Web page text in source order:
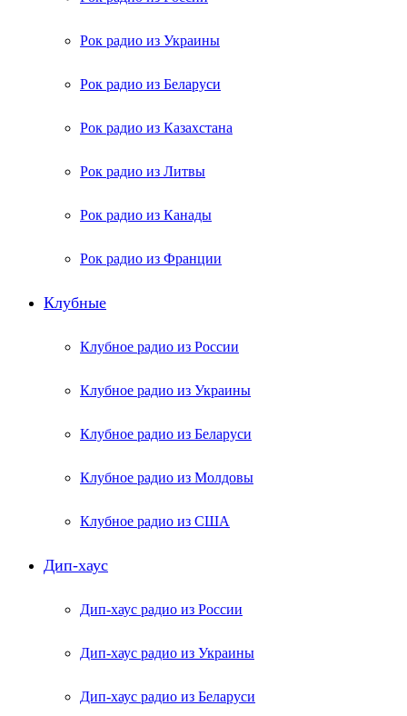
Рок радио из Украины
Рок радио из Беларуси
Рок радио из Казахстана
Рок радио из Литвы
Рок радио из Канады
Рок радио из Франции
Клубные
Клубное радио из России
Клубное радио из Украины
Клубное радио из Беларуси
Клубное радио из Молдовы
Клубное радио из США
Дип-хаус
Дип-хаус радио из России
Дип-хаус радио из Украины
Дип-хаус радио из Беларуси